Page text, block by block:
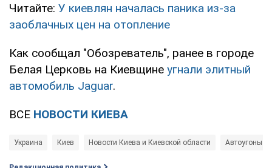
Читайте: У киевлян началась паника из-за
заоблачных цен на отопление
Как сообщал "Обозреватель", ранее в городе
Белая Церковь на Киевщине угнали элитный
автомобиль Jaguar.
ВСЕ НОВОСТИ КИЕВА
Украина Киев Новости Киева и Киевской области Автоугоны в